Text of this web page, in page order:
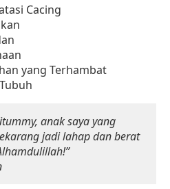
Cacing
yang Terhambat
anak saya yang
jadi lahap dan berat